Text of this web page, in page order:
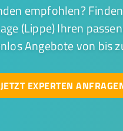
empfohlen?
(Lippe) Ihren
Angebote von bis
JETZT EXPERTEN